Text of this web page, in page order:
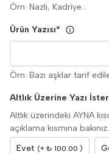
Örn: Nazlı, Kadriye...
Ürün Yazısı*
Örn: Bazı aşklar tarif
Altlık Üzerine Yazı
Altlık üzerindeki AYNA
açıklama kısmına bakınız.
Evet (+ ₺ 100.00 )